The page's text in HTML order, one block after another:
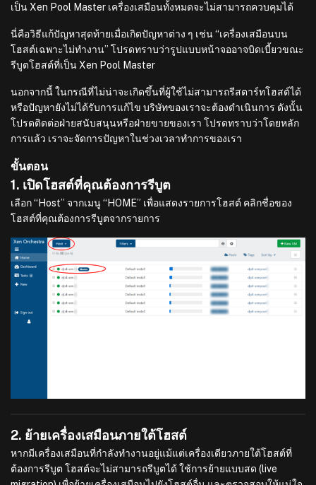
เป็น Xen Pool Master เครื่องเสมือนทั้งหมดจะไม่สามารถควบคุมได้
นี่คือวิธีแก้ปัญหาสุดท้ายเมื่อเกิดปัญหาต่าง ๆ เช่น “เครื่องเสมือนบน
โฮสต์เฉพาะไม่ทำงาน” โปรดทราบว่ารูปแบบหน้าจออาจบิดเบี้ยวขณะ
รีบูตโฮสต์ที่เป็น Xen Pool Master
นอกจากนี้ ในกรณีที่ไม่น่าจะเกิดขึ้นที่ผู้ใช้ไม่สามารถรีสตาร์ทโฮสต์ได้
หรือปัญหายังไม่ได้รับการแก้ไข บริษัทของเราจะต้องดำเนินการ ดังนั้น
โปรดติดต่อฝ่ายสนับสนุนหรือฝ่ายขายของเรา โปรดทราบว่าโดยหลัก
การแล้ว เราจะจัดการปัญหาในช่วงเวลาทำการของเรา
ขั้นตอน
1. เปิดโฮสต์ที่คุณต้องการรีบูต
เลือก “Host” จากเมนู “HOME” เพื่อแสดงรายการโฮสต์ คลิกชื่อของ
โฮสต์ที่คุณต้องการรีบูตจากรายการ
2. ย้ายเครื่องเสมือนภายใต้โฮสต์
หากมีเครื่องเสมือนที่กำลังทำงานอยู่แม้แต่เครื่องเดียวภายใต้โฮสต์ที่
ต้องการรีบูต โฮสต์จะไม่สามารถรีบูตได้ ใช้การย้ายแบบสด (live